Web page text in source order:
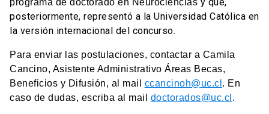
programa de doctorado en Neurociencias
posteriormente, representó a la Universidad Católica en
la versión internacional del concurso.
Para enviar las postulaciones, contactar a Camila
Cancino, Asistente Administrativo Áreas Becas,
Beneficios y Difusión, al mail ccancinoh@uc.cl . En
caso de dudas, escriba al mail doctorados@uc.cl .